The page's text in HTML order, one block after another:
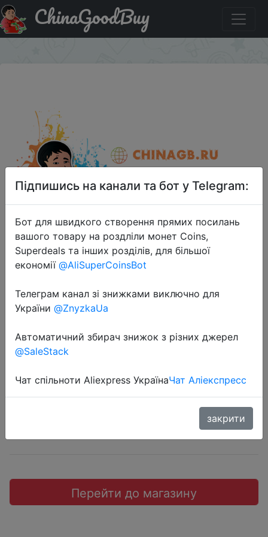
Знижка на Magic Chess Clash
ChinaGoodBuy
Magic Chess Clash
Free
Перейти до магазину
Підпишись на канали та бот у Telegram:
Бот для швидкого створення прямих посилань
вашого товару на роздліли монет Coins,
Superdeals та інших розділів, для більшої
економії @AliSuperCoinsBot
Телеграм канал зі знижками виключно для
України @ZnyzkaUa
Автоматичний збирач знижок з різних джерел
@SaleStack
Чат спільноти Aliexpress УкраїнаЧат Аліекспресс
закрити